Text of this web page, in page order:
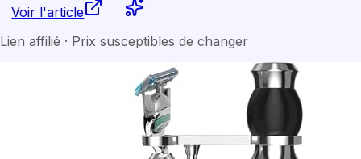
Voir l'article
Lien affilié · Prix susceptibles de changer